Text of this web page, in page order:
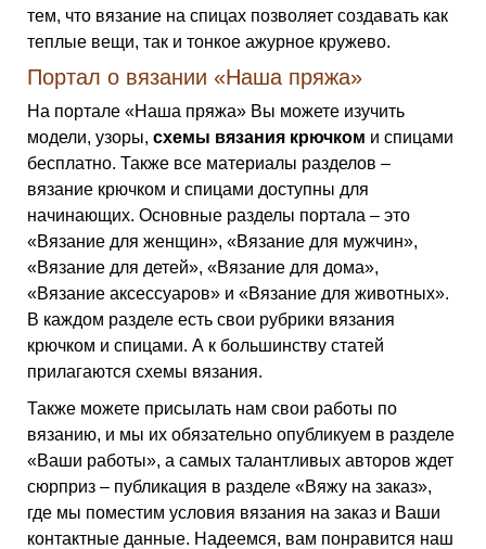
тем, что вязание на спицах позволяет создавать как
теплые вещи, так и тонкое ажурное кружево.
Портал о вязании «Наша пряжа»
На портале «Наша пряжа» Вы можете изучить
модели, узоры, схемы вязания крючком и спицами
бесплатно. Также все материалы разделов –
вязание крючком и спицами доступны для
начинающих. Основные разделы портала – это
«Вязание для женщин», «Вязание для мужчин»,
«Вязание для детей», «Вязание для дома»,
«Вязание аксессуаров» и «Вязание для животных».
В каждом разделе есть свои рубрики вязания
крючком и спицами. А к большинству статей
прилагаются схемы вязания.
Также можете присылать нам свои работы по
вязанию, и мы их обязательно опубликуем в разделе
«Ваши работы», а самых талантливых авторов ждет
сюрприз – публикация в разделе «Вяжу на заказ»,
где мы поместим условия вязания на заказ и Ваши
контактные данные. Надеемся, вам понравится наш